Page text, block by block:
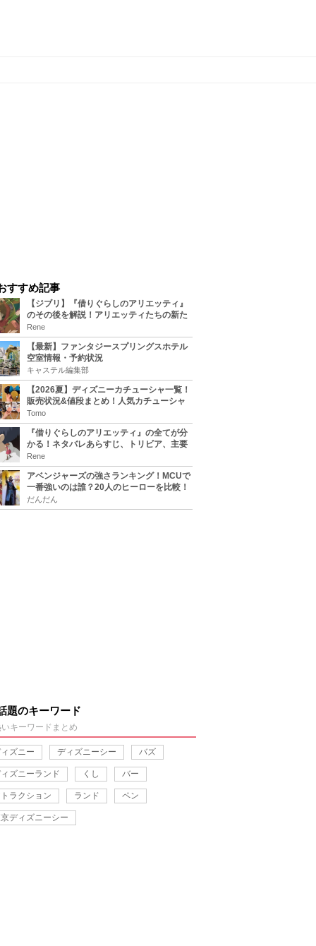
すすめ記事
【ジブリ】『借りぐらしのアリエッティ』
のその後を解説！アリエッティたちの新た
な住処は？翔の病気は治る？
Rene
【最新】ファンタジースプリングスホテル
空室情報・予約状況
キャステル編集部
【2026夏】ディズニーカチューシャ一覧！
販売状況&値段まとめ！人気カチューシャ
をチェック
Tomo
『借りぐらしのアリエッティ』の全てが分
かる！ネタバレあらすじ、トリビア、主要
キャラまとめ！
Rene
アベンジャーズの強さランキング！MCUで
一番強いのは誰？20人のヒーローを比較！
だんだん
題のキーワード
キーワードまとめ
ズニー ディズニーシー バズ
ズニーランド くし バー
ラクション ランド ペン
ディズニーシー